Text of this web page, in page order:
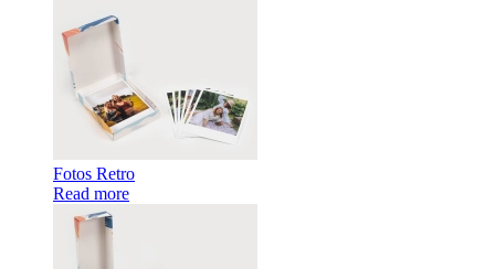
Fotos Retro
Read more